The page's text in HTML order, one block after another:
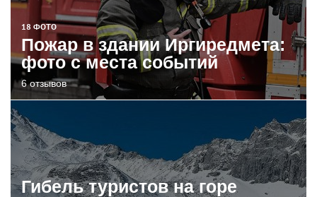
18 ФОТО
Пожар в здании Иргиредмета:
фото с места событий
6 отзывов
Гибель туристов на горе